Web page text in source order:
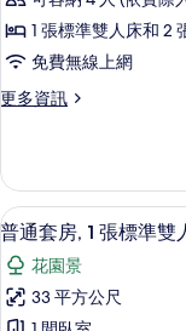
人
房
(3+1)
的
有
相
片
1 張標準雙人床和 2
免費無線上網
更多資訊
更
四
人
房
(3+1)
的
詳
情
顯
示
普
通
11
普通套房, 1 張標準雙
花園景
33 平方公尺